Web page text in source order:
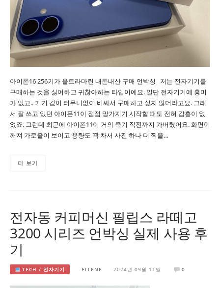
아이폰16 256기가 울트라마린 내돈내산 구매 언박싱 저는 전자기기를
구매하는 것을 싫어하고 귀찮아하는 타입이에요. 일단 전자기기에 흥미
가 없고.. 기기 값이 터무니없이 비싸서 구매하고 싶지 않더라고요. 그래
서 잘 쓰고 있던 아이폰11이 점점 망가지기 시작할 때도 전혀 감흥이 없
었죠. 그런데 최근에 아이폰11이 거의 죽기 직전까지 가버렸어요. 화면이
깨져 가로줄이 보이고 용량도 꽉 차서 사진 하나 더 찍을…
더 보기
전자동 커피머신 필립스 라떼고
3200 시리즈 언박싱 실제 사용 후
기
TECH / 전자기기 ELLENE 2024년 09월 11일 0